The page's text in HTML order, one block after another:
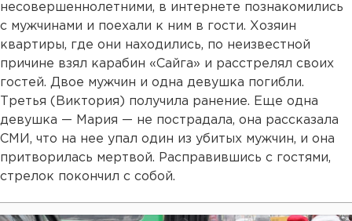
несовершеннолетними, в интернете познакомились
с мужчинами и поехали к ним в гости. Хозяин
квартиры, где они находились, по неизвестной
причине взял карабин «Сайга» и расстрелял своих
гостей. Двое мужчин и одна девушка погибли.
Третья (Виктория) получила ранение. Еще одна
девушка — Мария — не пострадала, она рассказала
СМИ, что на нее упал один из убитых мужчин, и она
притворилась мертвой. Расправившись с гостями,
стрелок покончил с собой.